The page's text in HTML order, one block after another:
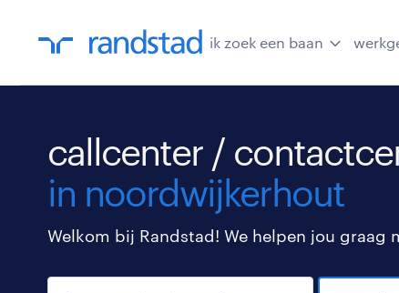
ik zoek een baan
callcenter /
in noordwijkerhout
Welkom bij Randstad! We helpen jou graag